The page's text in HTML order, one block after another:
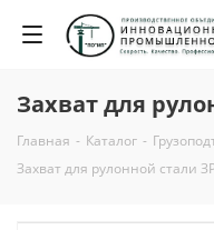
Захват для
Главная - Каталог -
Захват для рулонной стали